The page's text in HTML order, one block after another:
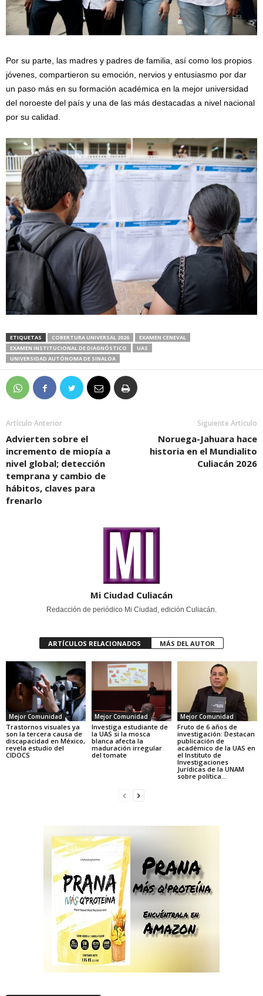
Por su parte, las madres y padres de familia, así como los propios
jóvenes, compartieron su emoción, nervios y entusiasmo por dar
un paso más en su formación académica en la mejor universidad
del noroeste del país y una de las más destacadas a nivel nacional
por su calidad.
ETIQUETAS COBERTURA UNIVERSAL 2026
EXAMEN CENEVAL
EXAMEN INSTITUCIONAL DE DIAGNÓSTICO
UAS
UNIVERSIDAD AUTÓNOMA DE SINALOA
Artículo Anterior
Advierten sobre el
incremento de miopía a
nivel global; detección
temprana y cambio de
hábitos, claves para
frenarlo
Siguiente Artículo
Noruega-Jahuara hace
historia en el Mundialito
Culiacán 2026
Mi Ciudad Culiacán
Redacción de periódico Mi Ciudad, edición Culiacán.
ARTÍCULOS RELACIONADOS MÁS DEL AUTOR
Mejor Comunidad
Trastornos visuales ya
son la tercera causa de
discapacidad en México,
revela estudio del
CIDOCS
Mejor Comunidad
Investiga estudiante de
la UAS si la mosca
blanca afecta la
maduración irregular
del tomate
Mejor Comunidad
Fruto de 6 años de
investigación: Destacan
publicación de
académico de la UAS en
el Instituto de
Investigaciones
Jurídicas de la UNAM
sobre política...